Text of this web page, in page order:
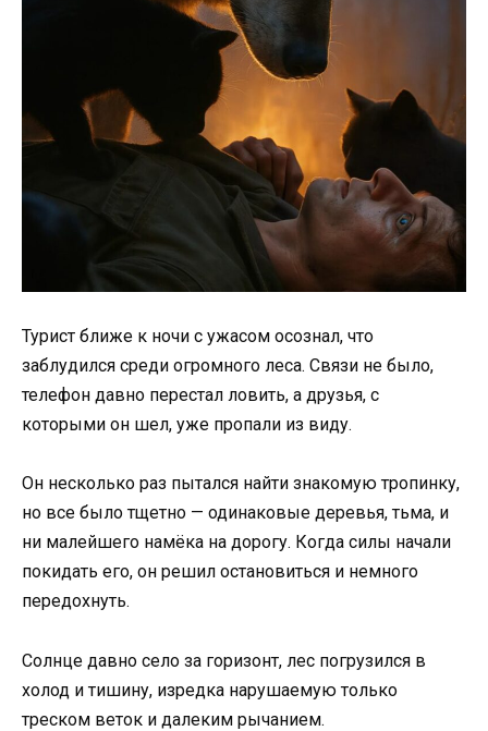
Турист ближе к ночи с ужасом осознал, что
заблудился среди огромного леса. Связи не было,
телефон давно перестал ловить, а друзья, с
которыми он шел, уже пропали из виду.
Он несколько раз пытался найти знакомую тропинку,
но все было тщетно — одинаковые деревья, тьма, и
ни малейшего намёка на дорогу. Когда силы начали
покидать его, он решил остановиться и немного
передохнуть.
Солнце давно село за горизонт, лес погрузился в
холод и тишину, изредка нарушаемую только
треском веток и далеким рычанием.